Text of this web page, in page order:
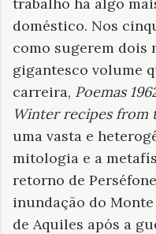
doméstico. Nos
como sugerem dois
gigantesco volume
carreira, Poemas
Winter recipes from
uma vasta e
mitologia e a
retorno de
inundação do
de Aquiles após a